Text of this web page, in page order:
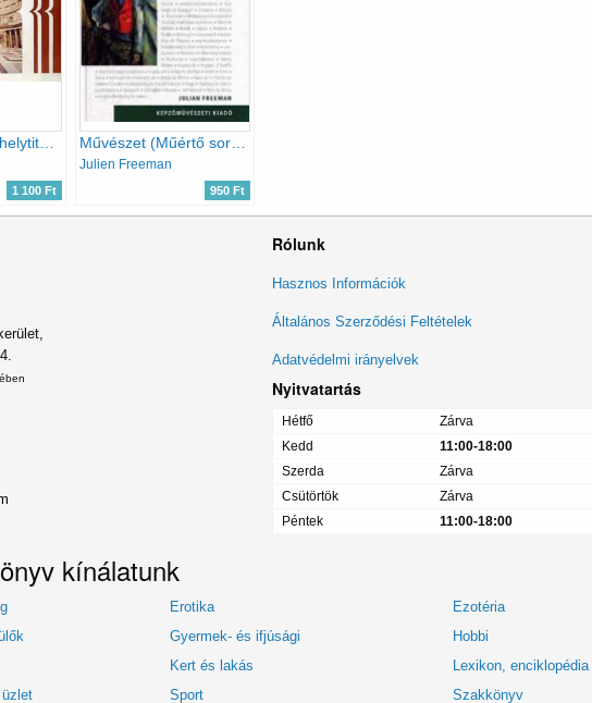
1 100 Ft
Művészet (Műértő sorozat)
Julien Freeman
950 Ft
Rólunk
Lábléc
menü
Hasznos Információk
Általános Szerződési Feltételek
Adatvédelmi irányelvek
Nyitvatartás
Hétfő
Zárva
Kedd
11:00-18:00
Szerda
Zárva
Csütörtök
Zárva
Péntek
11:00-18:00
kínálatunk
Erotika Ezotéria
Gyermek- és ifjúsági Hobbi
Kert és lakás Lexikon, enciklopédia
Sport Szakkönyv